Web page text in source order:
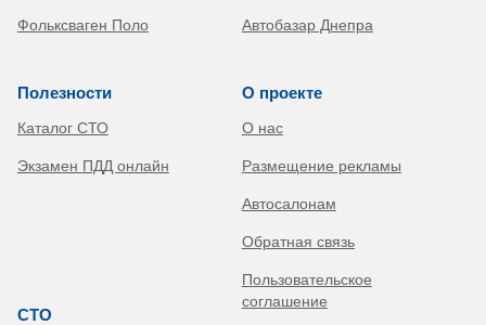
Фольксваген Поло Автобазар Днепра
Полезности
Каталог СТО
Экзамен ПДД онлайн
СТО
О проекте
О нас
Размещение рекламы
Автосалонам
Обратная связь
Пользовательское
соглашение